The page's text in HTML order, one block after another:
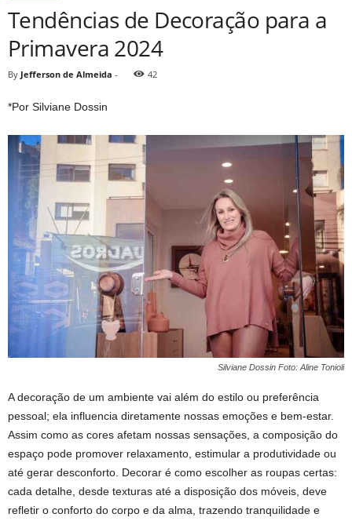
Tendências de Decoração para a
Primavera 2024
By Jefferson de Almeida - 42
*Por Silviane Dossin
Silviane Dossin Foto: Aline Tonioli
A decoração de um ambiente vai além do estilo ou preferência
pessoal; ela influencia diretamente nossas emoções e bem-estar.
Assim como as cores afetam nossas sensações, a composição do
espaço pode promover relaxamento, estimular a produtividade ou
até gerar desconforto. Decorar é como escolher as roupas certas:
cada detalhe, desde texturas até a disposição dos móveis, deve
refletir o conforto do corpo e da alma, trazendo tranquilidade e